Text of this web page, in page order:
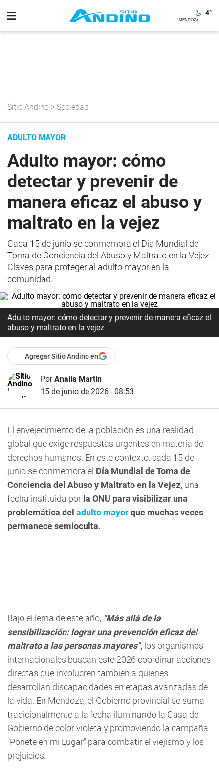
4°
Sitio Andino > Sociedad
ADULTO MAYOR
Adulto mayor: cómo
detectar y prevenir de
manera eficaz el abuso y
maltrato en la vejez
Cada 15 de junio se conmemora el Día Mundial de
Toma de Conciencia del Abuso y Maltrato en la Vejez.
Claves para proteger al adulto mayor en la
comunidad.
Adulto mayor: cómo detectar y prevenir de manera eficaz el
abuso y maltrato en la vejez
Agregar Sitio Andino en
PorAnalía Martín
15 de junio de 2026 - 08:53
El envejecimiento de la población es una realidad
global que exige respuestas urgentes en materia de
derechos humanos. En este contexto, cada 15 de
junio se conmemora el Día Mundial de Toma de
Conciencia del Abuso y Maltrato en la Vejez, una
fecha instituida por la ONU para visibilizar una
problemática del adulto mayorque muchas veces
permanece semioculta.
Bajo el lema de este año, "Más allá de la
sensibilización: lograr una prevención eficaz del
maltrato a las personas mayores", los organismos
internacionales buscan este 2026 coordinar acciones
directas que involucren también a quienes
desarrollan discapacidades en etapas avanzadas de
la vida. En Mendoza, el Gobierno provincial se suma
tradicionalmente a la fecha iluminando la Casa de
Gobierno de color violeta y promoviendo la campaña
"Ponete en mi Lugar" para combatir el viejismo y los
prejuicios.